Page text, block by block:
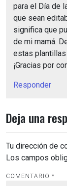
para el Día de
que sean
significa que
de mi mamá.
estas plantillas
¡Gracias por
Responder
Deja una
Tu dirección de
Los campos
COMENTARIO *